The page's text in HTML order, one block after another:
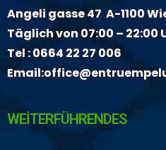
Angeli gasse 47 A-1100
Täglich von 07:00 – 22:00
Tel :0664 22 27 006
Email:
WEİTERFÜHRENDES